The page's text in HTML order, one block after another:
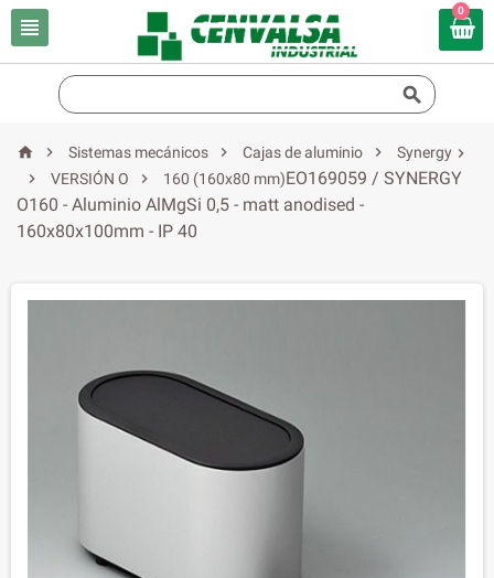

0

  Sistemas mecánicos  Cajas de aluminio 
Synergy

VERSIÓN O  160 (160x80 mm)

EO169059 / SYNERGY
O160 - Aluminio AlMgSi 0,5 - matt anodised -
160x80x100mm - IP 40